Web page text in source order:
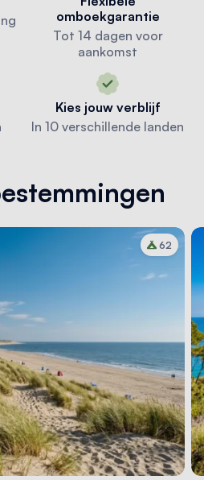
omboekgarantie
Tot 14 dagen voor
aankomst
Kies jouw verblijf
In 10 verschillende landen
62